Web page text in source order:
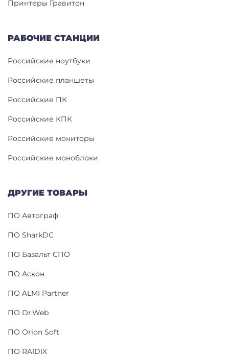
Принтеры Гравитон
РАБОЧИЕ СТАНЦИИ
Российские ноутбуки
Российские планшеты
Российские ПК
Российские КПК
Российские мониторы
Российские моноблоки
ДРУГИЕ ТОВАРЫ
ПО Автограф
ПО SharkDC
ПО Базальт СПО
ПО Аскон
ПО ALMI Partner
ПО Dr.Web
ПО Orion Soft
ПО RAIDIX